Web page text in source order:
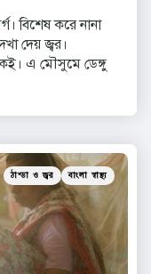
বিশেষ করে নানা
দেয় জ্বর।
এ মৌসুমে ডেঙ্গু
Categories
Posted
in
ঠান্ডা ও জ্বর বাংলা স্বাস্থ্য